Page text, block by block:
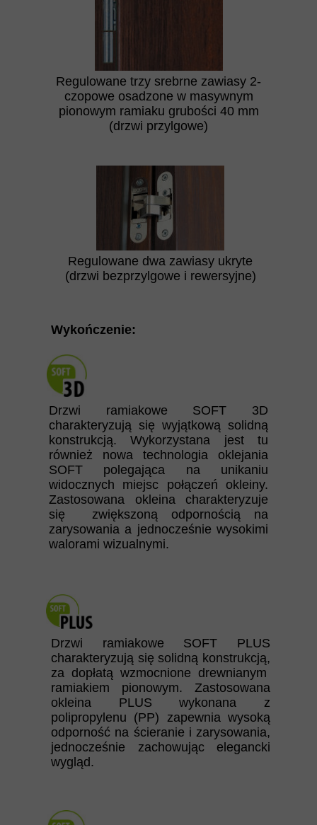
Regulowane dwa zawiasy ukryte
(drzwi bezprzylgowe i rewersyjne)
Regulowane trzy srebrne zawiasy 2-
czopowe osadzone w masywnym
pionowym ramiaku grubości 40 mm
(drzwi przylgowe)
Drzwi ramiakowe SOFT PLUS
charakteryzują się solidną konstrukcją,
za dopłatą wzmocnione drewnianym
ramiakiem pionowym. Zastosowana
okleina PLUS wykonana z
polipropylenu (PP) zapewnia wysoką
odporność na ścieranie i zarysowania,
jednocześnie zachowując elegancki
wygląd.
Drzwi ramiakowe SOFT 3D
charakteryzują się wyjątkową solidną
konstrukcją. Wykorzystana jest tu
również nowa technologia oklejania
SOFT polegająca na unikaniu
widocznych miejsc połączeń okleiny.
Zastosowana okleina charakteryzuje
się zwiększoną odpornością na
zarysowania a jednocześnie wysokimi
walorami wizualnymi.
Wykończenie: